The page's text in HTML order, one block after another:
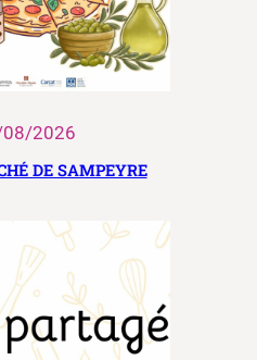
2026
DE SAMPEYRE